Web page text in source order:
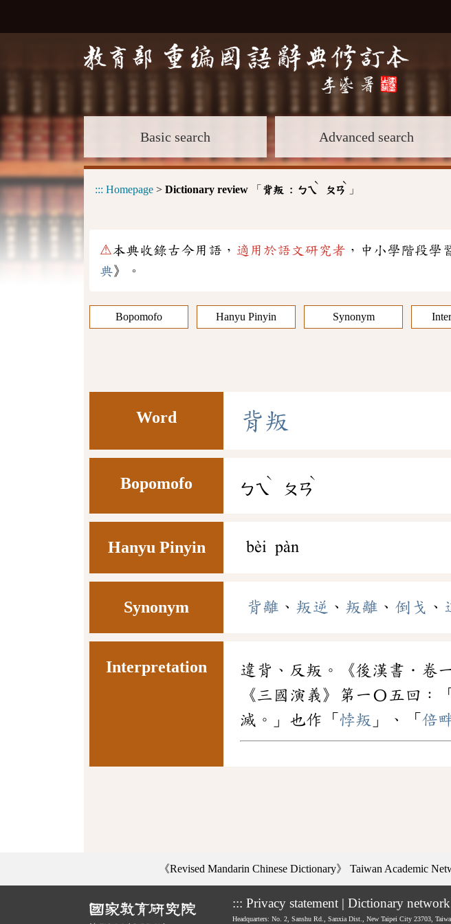
Basic search Advanced search
::: Homepage > Dictionary review 「 背叛 : ㄅㄟ
ˋ
ㄆㄢ
ˋ
」
⚠本典收錄古今用語， 適用於語文研究者 ，中小學階段學
典》。
Bopomofo Hanyu Pinyin Synonym
Word 背叛
Bopomofo ㄅㄟ
ˋ
ㄆㄢ
ˋ
Hanyu Pinyin bèi pàn
Synonym 背離 、 叛逆 、 叛離 、 倒戈 、
Interpretation 違背、反叛。《後漢書．卷
《三國演義》第一〇五回：
滅。」也作「 悖叛 」、「 倍
《Revised Mandarin Chinese Dictionary》 Taiwan Academic
::: Privacy statement | Dictionary network
Headquarters: No. 2, Sanshu Rd., Sanxia Dist., New Taipei City 23703,